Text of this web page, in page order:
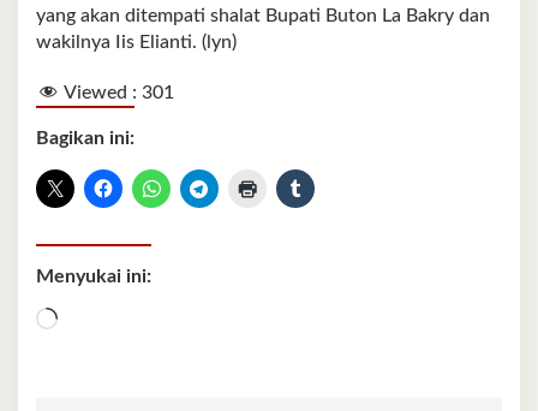
yang akan ditempati shalat Bupati Buton La Bakry dan
wakilnya Iis Elianti. (lyn)
Viewed : 301
Bagikan ini:
Menyukai ini:
Memuat...